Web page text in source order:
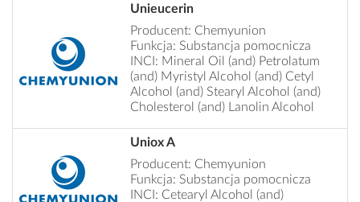
Unieucerin
Producent: Chemyunion
Funkcja: Substancja pomocnicza
INCI: Mineral Oil (and) Petrolatum
(and) Myristyl Alcohol (and) Cetyl
Alcohol (and) Stearyl Alcohol (and)
Cholesterol (and) Lanolin Alcohol
Uniox A
Producent: Chemyunion
Funkcja: Substancja pomocnicza
INCI: Cetearyl Alcohol (and)